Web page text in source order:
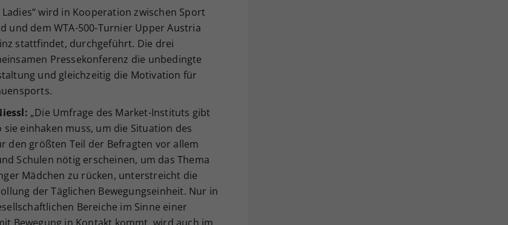
Ladies“ wird in Kooperation zwischen Sport
und dem WTA-500-Turnier Upper Austria
stattfindet, durchgeführt. Die drei
Pressekonferenz die unbedingte
und gleichzeitig die Motivation für
„Die Umfrage des Market-Instituts gibt
einhaken muss, um die Situation des
den größten Teil der Befragten vor allem
Schulen nötig erscheinen, um das Thema
Mädchen zu rücken, unterstreicht die
der Täglichen Bewegungseinheit. Nur in
Bereiche im Sinne einer